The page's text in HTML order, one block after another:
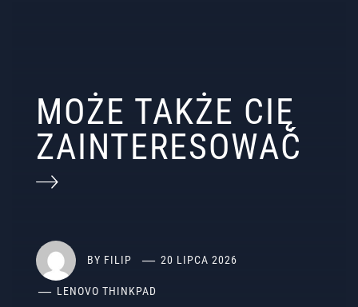
MOŻE TAKŻE CIĘ
ZAINTERESOWAĆ
BY FILIP 20 LIPCA 2026
LENOVO THINKPAD